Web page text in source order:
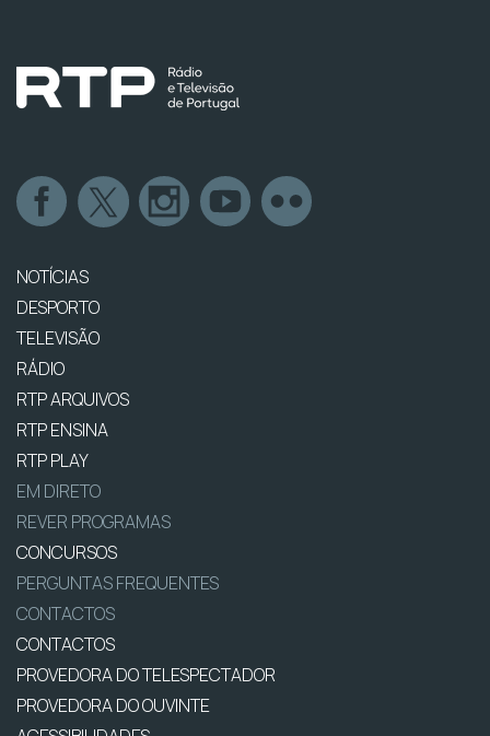
NOTÍCIAS
DESPORTO
TELEVISÃO
RÁDIO
RTP ARQUIVOS
RTP ENSINA
RTP PLAY
EM DIRETO
REVER PROGRAMAS
CONCURSOS
PERGUNTAS FREQUENTES
CONTACTOS
CONTACTOS
PROVEDORA DO TELESPECTADOR
PROVEDORA DO OUVINTE